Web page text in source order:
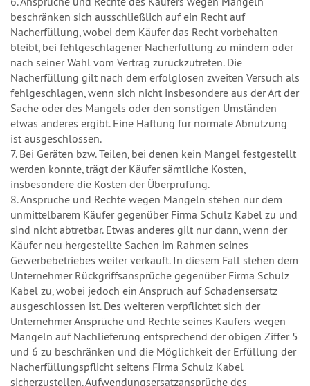
beschränken sich ausschließlich auf ein Recht auf
Nacherfüllung, wobei dem Käufer das Recht vorbehalten
bleibt, bei fehlgeschlagener Nacherfüllung zu mindern oder
nach seiner Wahl vom Vertrag zurückzutreten. Die
Nacherfüllung gilt nach dem erfolglosen zweiten Versuch als
fehlgeschlagen, wenn sich nicht insbesondere aus der Art der
Sache oder des Mangels oder den sonstigen Umständen
etwas anderes ergibt. Eine Haftung für normale Abnutzung
ist ausgeschlossen.
7. Bei Geräten bzw. Teilen, bei denen kein Mangel festgestellt
werden konnte, trägt der Käufer sämtliche Kosten,
insbesondere die Kosten der Überprüfung.
8. Ansprüche und Rechte wegen Mängeln stehen nur dem
unmittelbarem Käufer gegenüber Firma Schulz Kabel zu und
sind nicht abtretbar. Etwas anderes gilt nur dann, wenn der
Käufer neu hergestellte Sachen im Rahmen seines
Gewerbebetriebes weiter verkauft. In diesem Fall stehen dem
Unternehmer Rückgriffsansprüche gegenüber Firma Schulz
Kabel zu, wobei jedoch ein Anspruch auf Schadensersatz
ausgeschlossen ist. Des weiteren verpflichtet sich der
Unternehmer Ansprüche und Rechte seines Käufers wegen
Mängeln auf Nachlieferung entsprechend der obigen Ziffer 5
und 6 zu beschränken und die Möglichkeit der Erfüllung der
Nacherfüllungspflicht seitens Firma Schulz Kabel
sicherzustellen. Aufwendungsersatzansprüche des